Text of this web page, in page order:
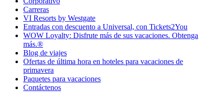
Carreras
VI Resorts by Westgate
Entradas con descuento a Universal, con Tickets2You
WOW Loyalty: Disfrute más de sus vacaciones. Obtenga
más.®
Blog de viajes
Ofertas de última hora en hoteles para vacaciones de
primavera
Paquetes para vacaciones
Contáctenos